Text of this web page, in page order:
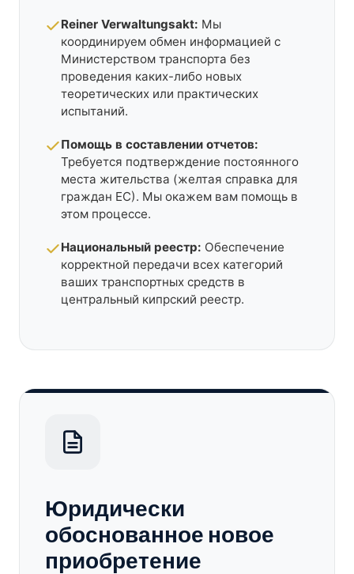
Reiner Verwaltungsakt: Мы
координируем обмен информацией с
Министерством транспорта без
проведения каких-либо новых
теоретических или практических
испытаний.
Помощь в составлении отчетов:
Требуется подтверждение постоянного
места жительства (желтая справка для
граждан ЕС). Мы окажем вам помощь в
этом процессе.
Национальный реестр: Обеспечение
корректной передачи всех категорий
ваших транспортных средств в
центральный кипрский реестр.
Юридически
обоснованное новое
приобретение